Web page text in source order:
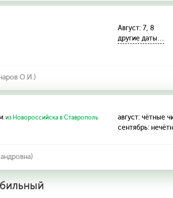
Август: 7, 8
другие даты…
О.И.)
из Новороссийска в Ставрополь
август: чётные
сентябрь: